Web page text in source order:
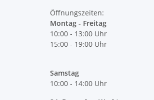
Öffnungszeiten:
Montag - Freitag
10:00 - 13:00 Uhr
15:00 - 19:00 Uhr
Samstag
10:00 - 14:00 Uhr